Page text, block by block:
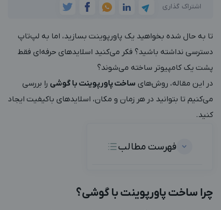
اشتراک گذاری
تا به حال شده بخواهید یک پاورپوینت بسازید، اما به لپ‌تاپ
دسترسی نداشته باشید؟ فکر می‌کنید اسلایدهای حرفه‌ای فقط
پشت یک کامپیوتر ساخته می‌شوند؟
در این مقاله، روش‌های ساخت پاورپوینت با گوشی را بررسی
می‌کنیم تا بتوانید در هر زمان و مکان، اسلایدهای باکیفیت ایجاد
کنید.
فهرست مطالب
چرا ساخت پاورپوینت با گوشی؟